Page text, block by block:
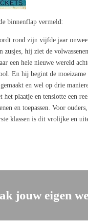
vermeld:
rond zijn vijfde jaar
zusjes, hij ziet de
een hele nieuwe wereld
En hij begint de
en wel op drie
plaatje en tenslotte een
en toepassen. Voor
klassen is dit vrolijke en
jouw eigen